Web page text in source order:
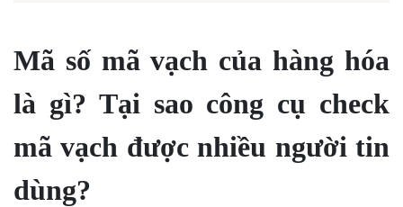
Mã số mã vạch của hàng hóa
là gì? Tại sao công cụ check
mã vạch được nhiều người tin
dùng?